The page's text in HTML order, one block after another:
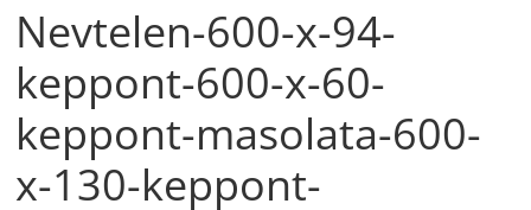
Nevtelen-600-x-94-
keppont-600-x-60-
keppont-masolata-600-
x-130-keppont-